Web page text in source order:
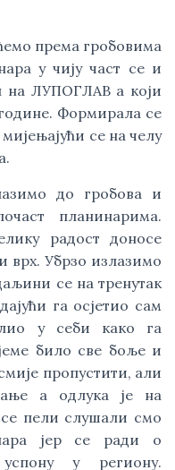
према гробовима
у чију част се и
на ЛУПОГЛАВ а који
Формирала се
се на челу
до гробова и
планинарима.
радост доносе
врх. Убрзо излазимо
се на тренутак
га осјетио сам
у себи како га
било све боље и
пропустити, али
а одлука је на
пели слушали смо
јер се ради о
успону у региону.